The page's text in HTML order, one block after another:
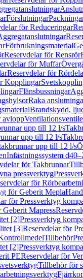
Förslutningar
för Reduceringar
Förbrukningsmaterial
Reservdelar för Rensrör
för Muffar
Reservdelar för
Kopplingar
Flänsbussningar
Raka
Brandskydd,
avlopp
upp till 12 l/s
upp till 12 l/s
upp till 12 l/s
Infästningssystem
för Takbrunnar
pressverktyg
för
för Geberit Mepla
för Pressverktyg
Mapress
[2]Pressverktyg
[3]Reservdelar för
Tillbehör
[2]Pressverktyg
PEReservdelar för
Tillbehör för